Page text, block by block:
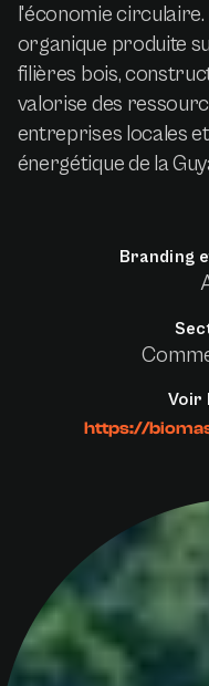
l'économie
organique produite
filières bois,
valorise des
entreprises locales
énergétique de la
Branding
Voir
https://